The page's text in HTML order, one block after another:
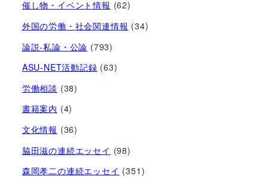
催し物・イベント情報 (62)
外国の労働・社会関連情報 (34)
論説-私論・公論 (793)
ASU-NET活動記録 (63)
労働相談 (38)
書籍案内 (4)
文化情報 (36)
脇田滋の連続エッセイ (98)
森岡孝二の連続エッセイ (351)